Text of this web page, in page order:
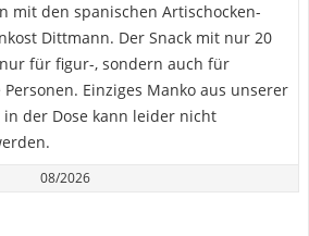
mit den spanischen Artischocken-
Dittmann. Der Snack mit nur 20
für figur-, sondern auch für
Einziges Manko aus unserer
in der Dose kann leider nicht
08/2026